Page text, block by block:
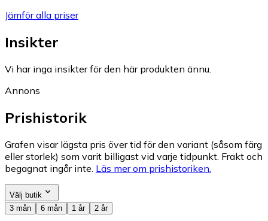
Jämför alla priser
Insikter
Vi har inga insikter för den här produkten ännu.
Annons
Prishistorik
Grafen visar lägsta pris över tid för den variant (såsom färg
eller storlek) som varit billigast vid varje tidpunkt. Frakt och
begagnat ingår inte. Läs mer om prishistoriken.
Välj butik
3 mån
6 mån 1 år 2 år